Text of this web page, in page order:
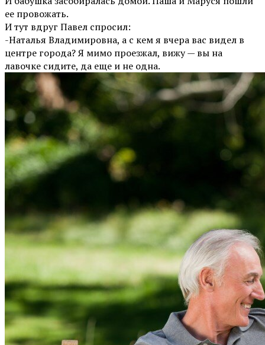
ее провожать.
И тут вдруг Павел спросил:
-Наталья Владимировна, а с кем я вчера вас видел в
центре города? Я мимо проезжал, вижу — вы на
лавочке сидите, да еще и не одна.